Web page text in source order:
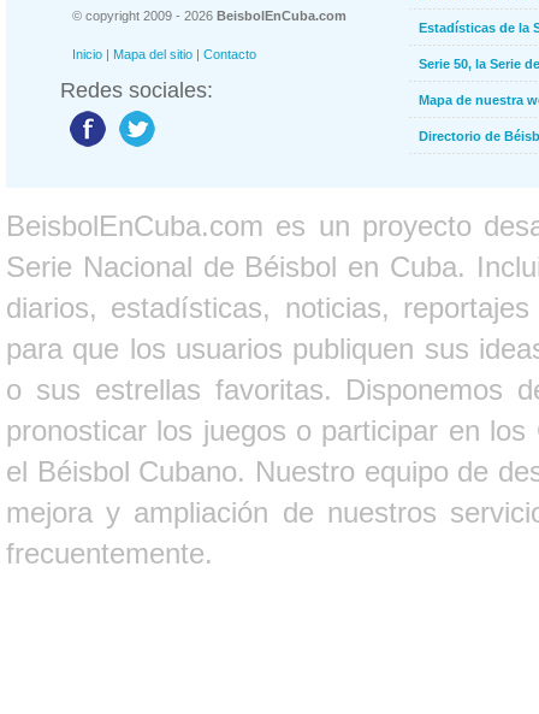
© copyright 2009 - 2026 BeisbolEnCuba.com
Inicio | Mapa del sitio | Contacto
Redes sociales:
Estadísticas de la
Serie 50, la Serie
Mapa de nuestra
Directorio de
BeisbolEnCuba.com es un proyecto
Serie Nacional de Béisbol en Cuba.
diarios, estadísticas, noticias,
para que los usuarios publiquen sus
o sus estrellas favoritas. Disponemos
pronosticar los juegos o participar en
el Béisbol Cubano. Nuestro equipo de
mejora y ampliación de nuestros
frecuentemente.